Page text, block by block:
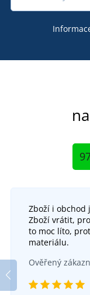
Zboží i obchod
Zboží vrátit,
to moc líto,
materiálu.
Ověřený